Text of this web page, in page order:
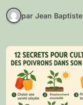
par Jean Baptiste